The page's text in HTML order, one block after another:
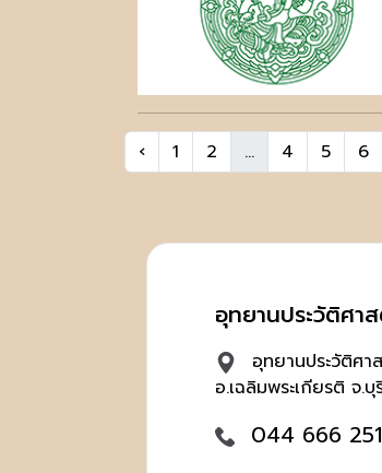
‹ 1 2 ... 4 5 6
อุทยานประวัติศา
อุทยานประวัติศ
อ.เฉลิมพระเกียรติ จ.บุ
044 666 251